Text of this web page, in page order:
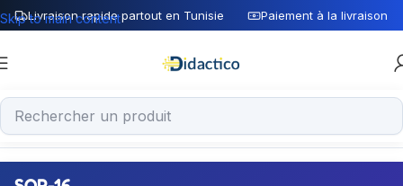
Livraison rapide partout en Tunisie Paiement à la livraison
Skip to main content